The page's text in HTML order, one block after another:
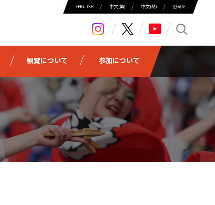
ENGLISH 中⽂(繁) 中⽂(簡) 한국어
観覧について 参加について